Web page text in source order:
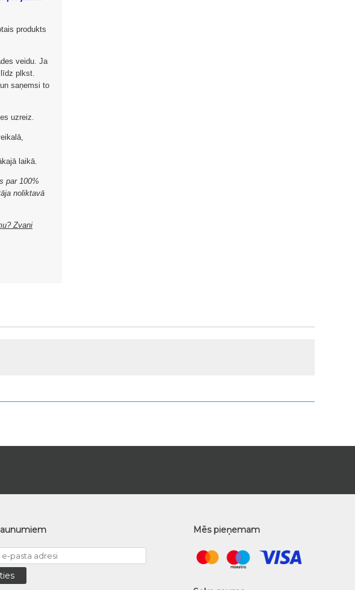
produkts
veidu. Ja
plkst.
saņemsi to
uzreiz.
laikā.
par 100%
noliktavā
Zvani
Mēs pieņemam